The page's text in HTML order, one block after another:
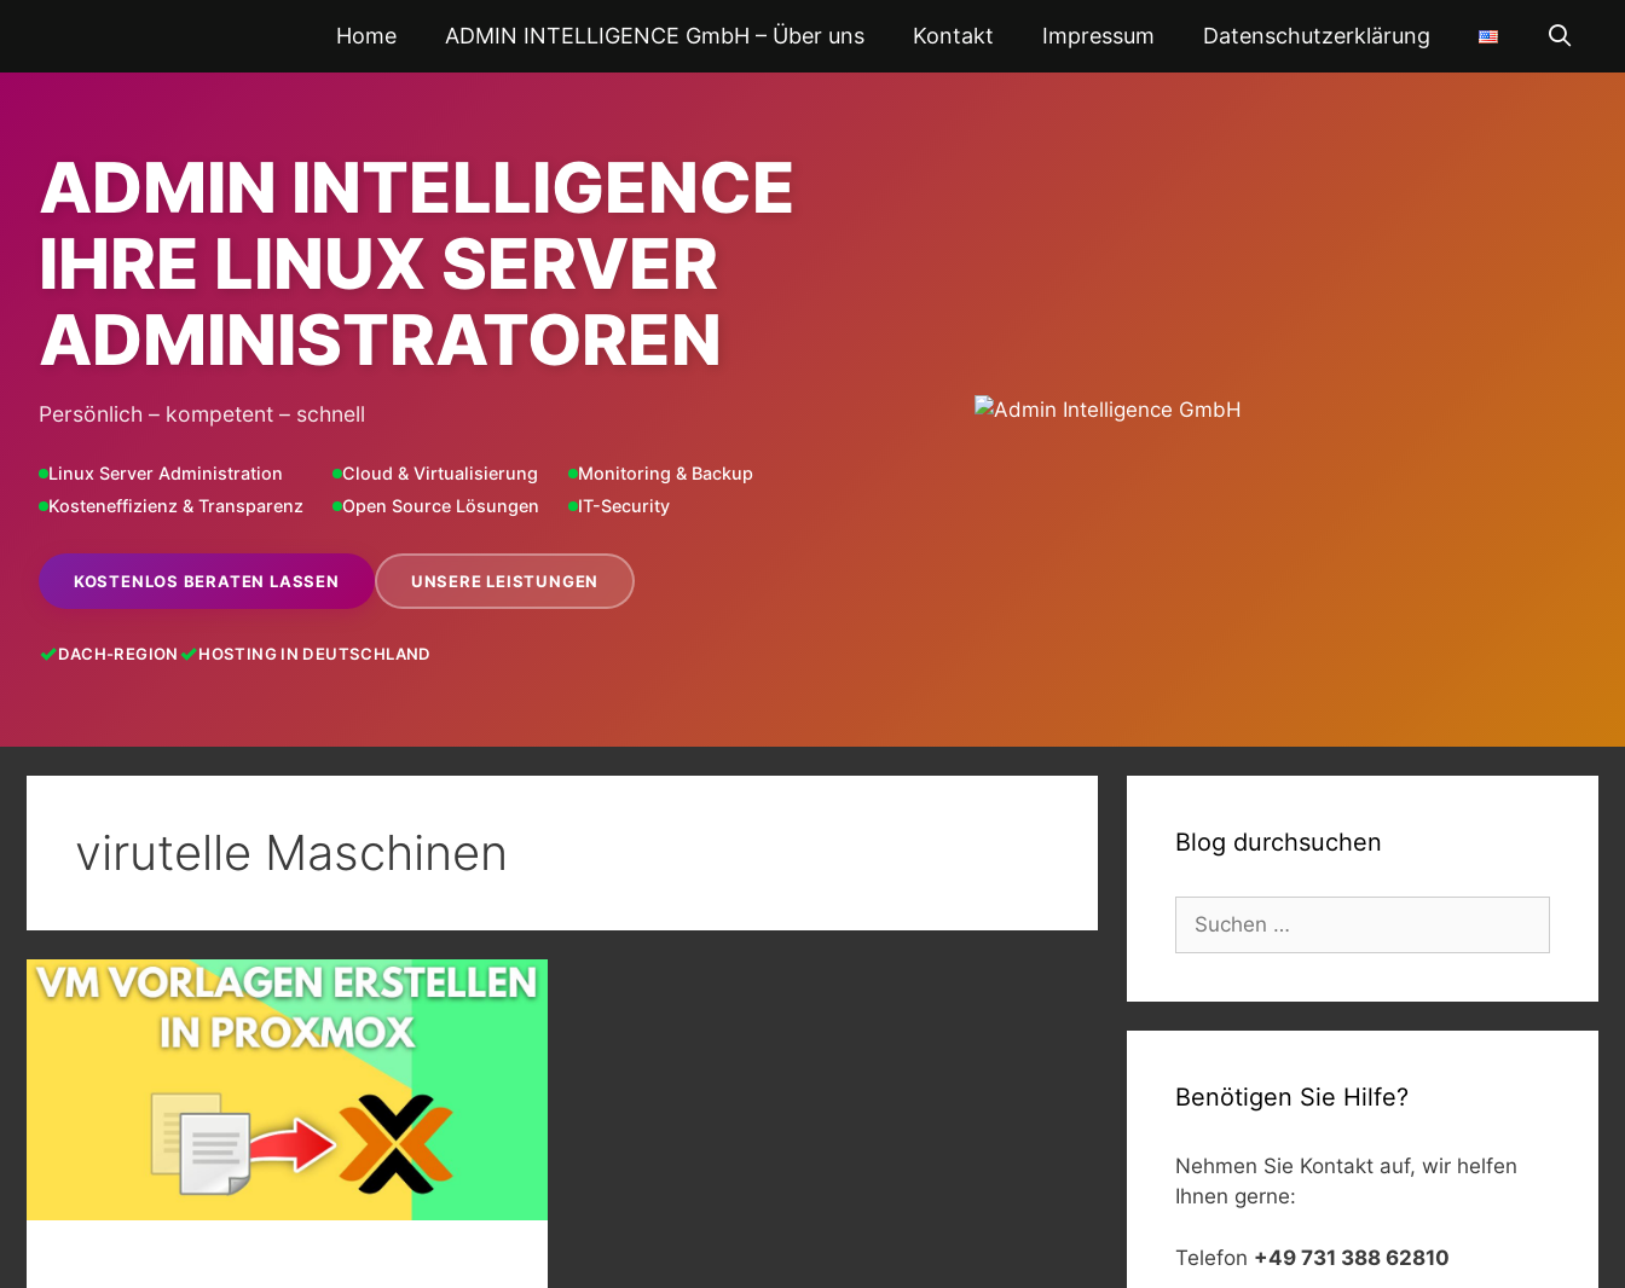
springen
Home ADMIN INTELLIGENCE GmbH – Über uns Kontakt Impressum Datenschutzerklärung
ADMIN INTELLIGENCE
IHRE LINUX SERVER
ADMINISTRATOREN
Persönlich – kompetent – schnell
Linux Server Administration Cloud & Virtualisierung
Monitoring & Backup
Kosteneffizienz & Transparenz
Open Source Lösungen IT-Security
KOSTENLOS BERATEN LASSEN UNSERE LEISTUNGEN
DACH-REGION HOSTING IN DEUTSCHLAND
virutelle Maschinen Blog durchsuchen
Suchen
nach:
Benötigen Sie Hilfe?
Nehmen Sie Kontakt auf, wir helfen
Ihnen gerne:
Telefon +49 731 388 62810